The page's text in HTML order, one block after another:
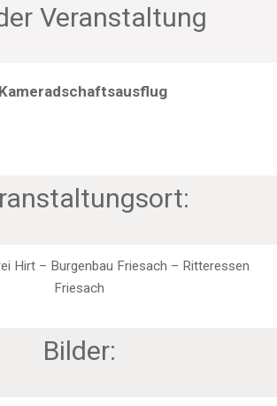
Veranstaltung
Kameradschaftsausflug
Hirt – Burgenbau Friesach – Ritteressen
Friesach
Bilder: